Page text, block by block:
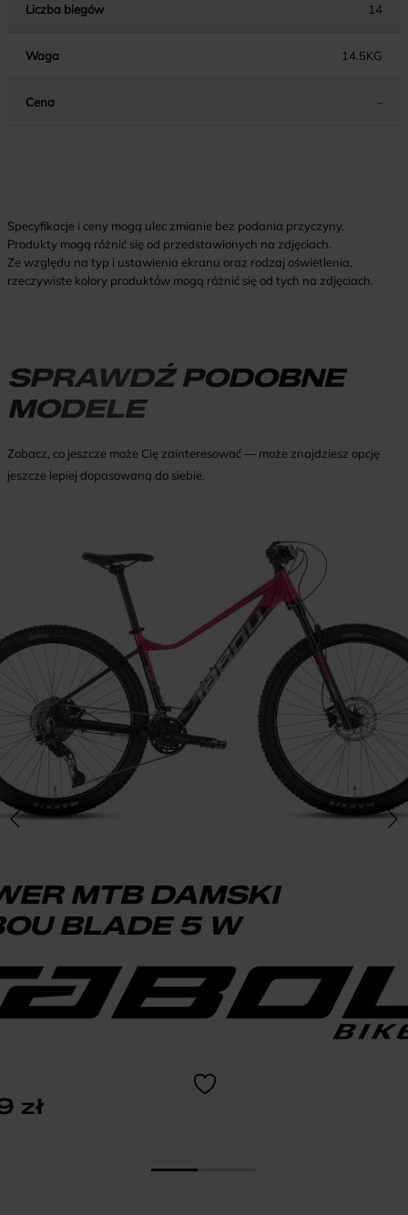
Liczba biegów 14
Waga 14.5KG
Cena -
Specyfikacje i ceny mogą ulec zmianie bez podania przyczyny.
Produkty mogą różnić się od przedstawionych na zdjęciach.
Ze względu na typ i ustawienia ekranu oraz rodzaj oświetlenia,
rzeczywiste kolory produktów mogą różnić się od tych na zdjęciach.
SPRAWDŹ PODOBNE
MODELE
Zobacz, co jeszcze może Cię zainteresować — może znajdziesz opcję
jeszcze lepiej dopasowaną do siebie.
MTB DAMSKI
BLADE 5 W
zł